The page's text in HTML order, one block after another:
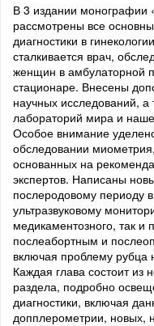
В 3 издании монографии
рассмотрены все
диагностики в
сталкивается врач,
женщин в амбулаторной
стационаре. Внесены
научных исследований,
лабораторий мира и
Особое внимание
обследовании
основанных на
экспертов. Написаны
послеродовому периоду
ультразвуковому
медикаментозного, так и
послеабортным и
включая проблему рубца
Каждая глава состоит из
раздела, подробно
диагностики, включая
допплерометрии, новых,